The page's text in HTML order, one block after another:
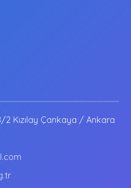
2 Kızılay Çankaya / Ankara